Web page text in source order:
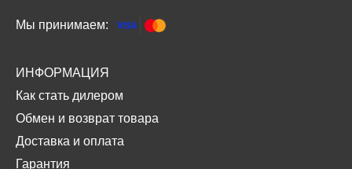
Мы принимаем:
ИНФОРМАЦИЯ
Как стать дилером
Обмен и возврат товара
Доставка и оплата
Гарантия